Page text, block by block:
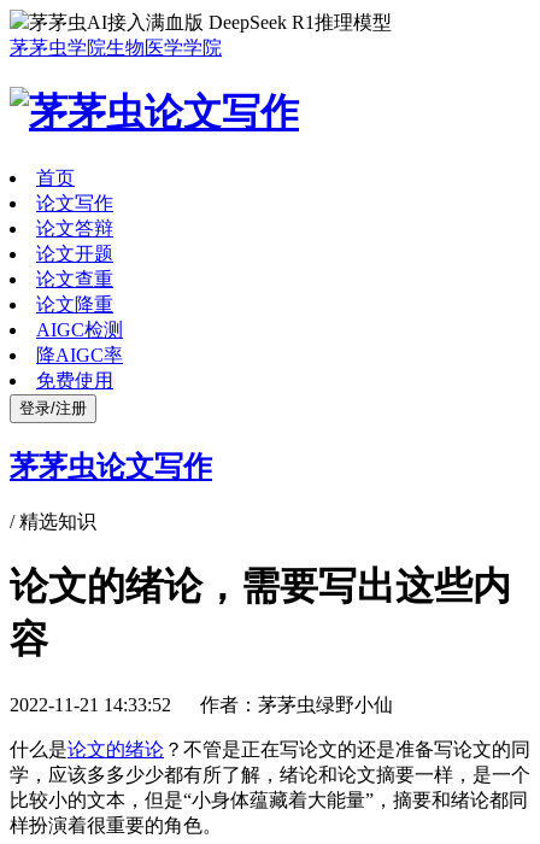
茅茅虫AI接入满血版 DeepSeek R1推理模型
茅茅虫学院生物医学学院
首页
论文写作
论文答辩
论文开题
论文查重
论文降重
AIGC检测
降AIGC率
免费使用
登录/注册
茅茅虫论文写作
/精选知识
论文的绪论，需要写出这些内
容
2022-11-21 14:33:52 作者：茅茅虫绿野小仙
什么是论文的绪论 ？不管是正在写论文的还是准备写论文的同
学，应该多多少少都有所了解，绪论和论文摘要一样，是一个
比较小的文本，但是“小身体蕴藏着大能量”，摘要和绪论都同
样扮演着很重要的角色。